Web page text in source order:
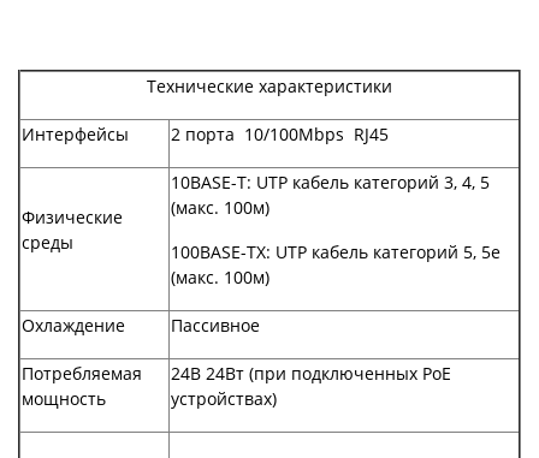
Технические характеристики
Интерфейсы 2 порта 10/100Mbps RJ45
Физические
среды
10BASE-T: UTP кабель категорий 3, 4, 5
(макс. 100м)
100BASE-TX: UTP кабель категорий 5, 5e
(макс. 100м)
Охлаждение Пассивное
Потребляемая
мощность
24В 24Вт (при подключенных PoE
устройствах)